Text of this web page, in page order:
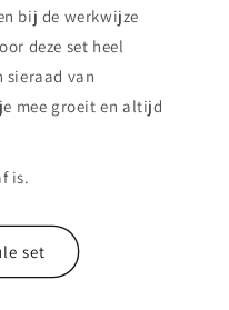
bij de werkwijze
deze set heel
sieraad van
mee groeit en altijd
is.
set